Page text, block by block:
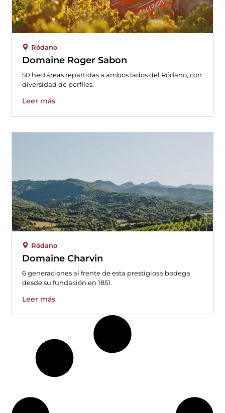
Ródano
Domaine Roger Sabon
50 hectáreas repartidas a ambos lados del Ródano, con
diversidad de perfiles.
Leer más
Ródano
Domaine Charvin
6 generaciones al frente de esta prestigiosa bodega
desde su fundación en 1851.
Leer más